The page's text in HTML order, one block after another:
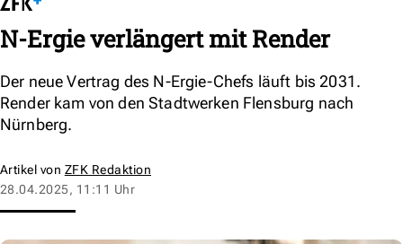
N-Ergie verlängert mit Render
Der neue Vertrag des N-Ergie-Chefs läuft bis 2031.
Render kam von den Stadtwerken Flensburg nach
Nürnberg.
Artikel von ZFK Redaktion
28.04.2025, 11:11 Uhr